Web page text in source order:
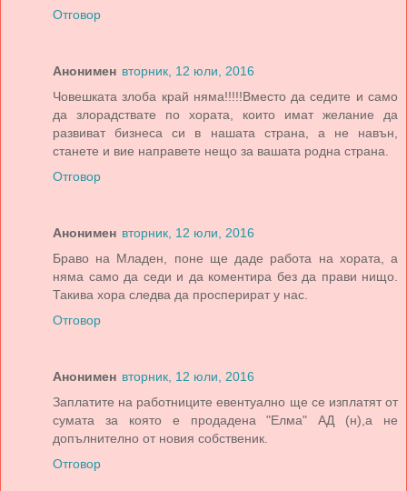
Отговор
Анонимен вторник, 12 юли, 2016
Човешката злоба край няма!!!!!Вместо да седите и само
да злорадствате по хората, които имат желание да
развиват бизнеса си в нашата страна, а не навън,
станете и вие направете нещо за вашата родна страна.
Отговор
Анонимен вторник, 12 юли, 2016
Браво на Младен, поне ще даде работа на хората, а
няма само да седи и да коментира без да прави нищо.
Такива хора следва да просперират у нас.
Отговор
Анонимен вторник, 12 юли, 2016
Заплатите на работниците евентуално ще се изплатят от
сумата за която е продадена "Елма" АД (н),а не
допълнително от новия собственик.
Отговор